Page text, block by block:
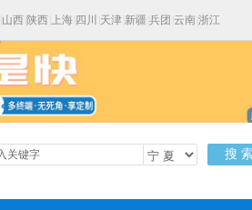
山西 陕西 上海 四川 天津 新疆 兵团 云南 浙江
搜